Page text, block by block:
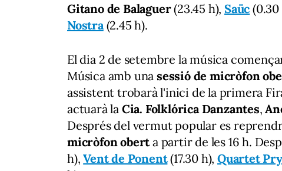
Gitano de Balaguer(23.45 h),Saüc (0.30
Nostra(2.45 h).
El dia 2 de setembre la música
Música amb unasessió de micròfon
assistent trobarà l'inici de la primera
actuarà la Cia. Folklórica Danzantes,
Després del vermut popular es
micròfon oberta partir de les 16 h.
h),Vent de Ponent(17.30 h),Quartet